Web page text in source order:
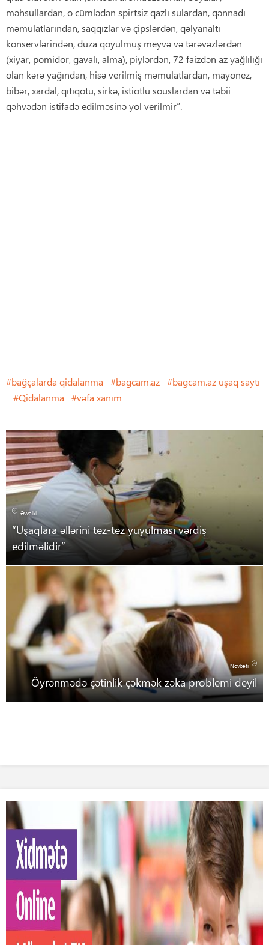
məhsullardan, o cümlədən spirtsiz qazlı sulardan, qənnadı
məmulatlarından, saqqızlar və çipslərdən, qəlyanaltı
konservlərindən, duza qoyulmuş meyvə və tərəvəzlərdən
(xiyar, pomidor, gavalı, alma), piylərdən, 72 faizdən az yağlılığı
olan kərə yağından, hisə verilmiş məmulatlardan, mayonez,
bibər, xardal, qıtıqotu, sirkə, istiotlu souslardan və təbii
qəhvədən istifadə edilməsinə yol verilmir”.
bağçalarda qidalanma bagcam.az
bagcam.az uşaq saytı
Qidalanma
vəfa xanım
Əvvəlki
“Uşaqlara əllərini tez-tez yuyulması vərdiş
edilməlidir”
Növbəti
Öyrənmədə çətinlik çəkmək zəka problemi deyil